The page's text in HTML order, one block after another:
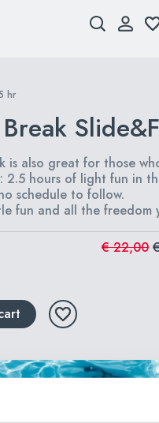
hr
is also great for those
2.5 hours of light fun in
schedule to follow.
fun and all the freedom
€ 22,00